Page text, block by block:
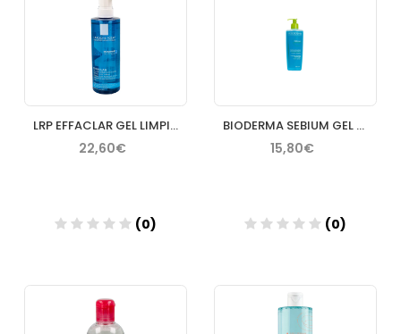
LRP EFFACLAR GEL LIMPIADOR PURIFICANTE 400 ML
22,60€
(0)
Añadir
BIODERMA SEBIUM GEL MOUSSANT 500 ML
15,80€
(0)
Añadir